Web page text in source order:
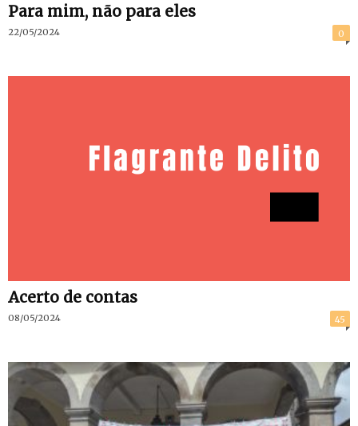
Para mim, não para eles
22/05/2024 0
Acerto de contas
08/05/2024 45